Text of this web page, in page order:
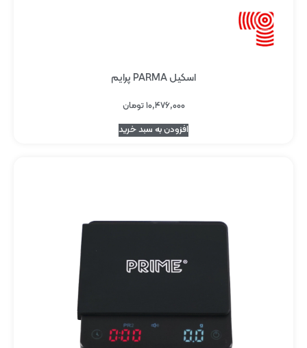
اسکیل PARMA پرایم
۱۰,۴۷۶,۰۰۰تومان
افزودن به سبد خرید